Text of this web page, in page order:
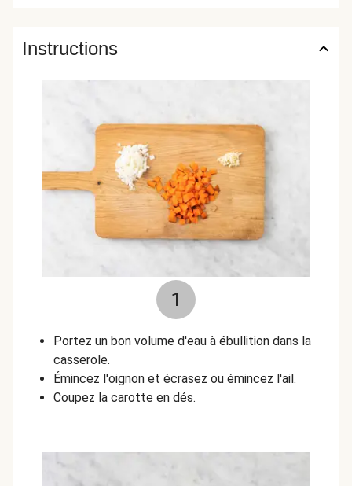
Instructions
1
Portez un bon volume d'eau à ébullition dans la
casserole.
Émincez l'oignon et écrasez ou émincez l'ail.
Coupez la carotte en dés.